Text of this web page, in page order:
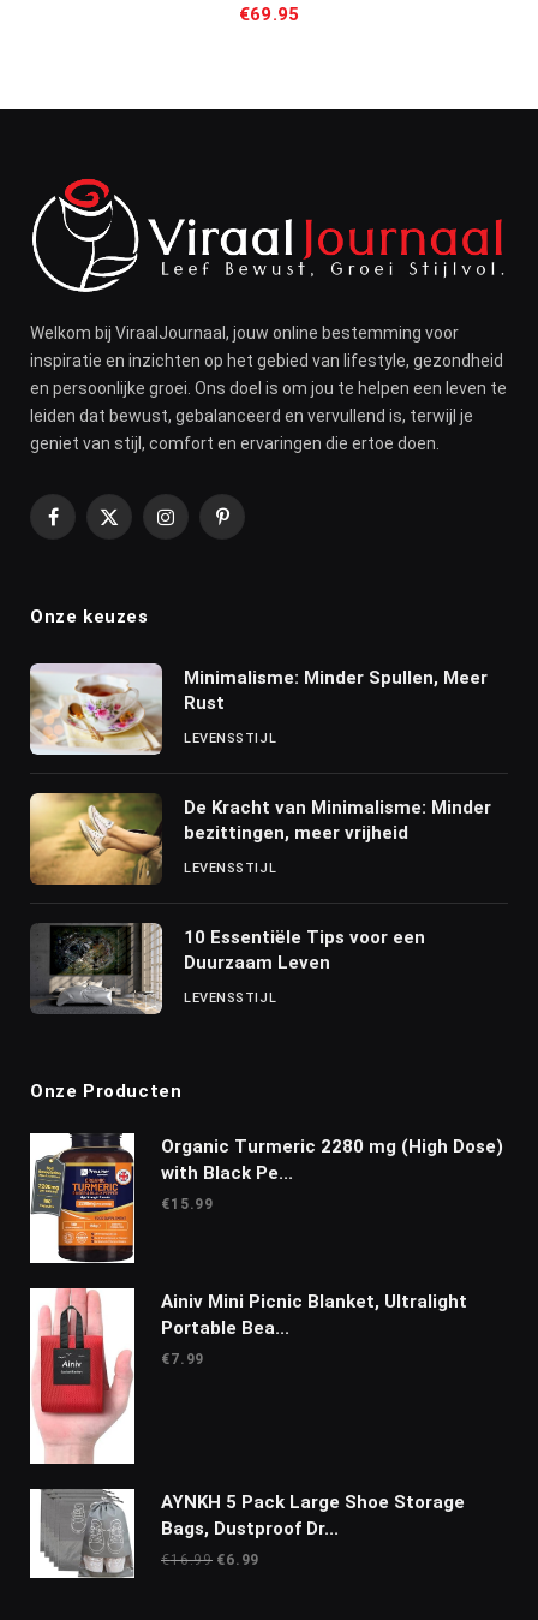
€69.95
Welkom bij ViraalJournaal, jouw online bestemming voor
inspiratie en inzichten op het gebied van lifestyle, gezondheid
en persoonlijke groei. Ons doel is om jou te helpen een leven te
leiden dat bewust, gebalanceerd en vervullend is, terwijl je
geniet van stijl, comfort en ervaringen die ertoe doen.
Facebook
X
InstagramPinterest
Onze keuzes
Minimalisme: Minder Spullen, Meer
Rust
LEVENSSTIJL
De Kracht van Minimalisme: Minder
bezittingen, meer vrijheid
LEVENSSTIJL
10 Essentiële Tips voor een
Duurzaam Leven
LEVENSSTIJL
Onze Producten
Organic Turmeric 2280 mg (High Dose)
with Black Pe...
€15.99
Ainiv Mini Picnic Blanket, Ultralight
Portable Bea...
€7.99
AYNKH 5 Pack Large Shoe Storage
Bags, Dustproof Dr...
€16.99 Oorspronkelijke
€6.99